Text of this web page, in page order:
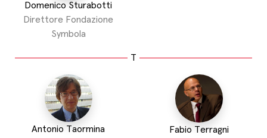
Domenico Sturabotti
Direttore Fondazione
Symbola
T
Antonio Taormina
Fabio Terragni